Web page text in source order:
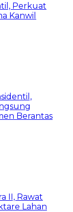
Perkuat
Kanwil
Berantas
II, Rawat
Lahan